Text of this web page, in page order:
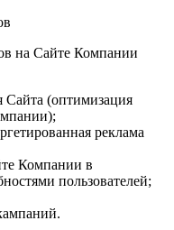
на Сайте Компании
Сайта (оптимизация
реклама
Компании в
пользователей;